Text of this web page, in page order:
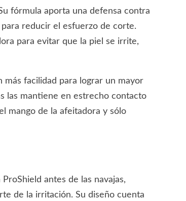
fórmula aporta una defensa contra
reducir el esfuerzo de corte.
para evitar que la piel se irrite,
más facilidad para lograr un mayor
las mantiene en estrecho contacto
mango de la afeitadora y sólo
antes de las navajas,
de la irritación. Su diseño cuenta